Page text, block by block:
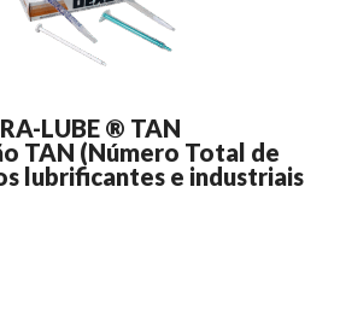
LUBE ® TAN
TAN (Número Total de
lubrificantes e industriais